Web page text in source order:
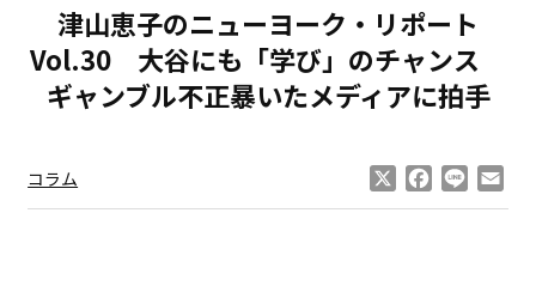
津山恵子のニューヨーク・リポート
Vol.30 大谷にも「学び」のチャンス
ギャンブル不正暴いたメディアに拍手
コラム Facebook
Line